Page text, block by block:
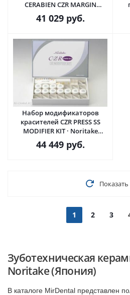
CERABIEN CZR MARGIN
PORCELAIN KIT · Noritake
Kuraray (Япония)
41 029руб.
Набор модификаторов
красителей CZR PRESS SS
MODIFIER KIT · Noritake
Kuraray (Япония)
44 449руб.
1 2 3
Зуботехническая
Noritake (Япония)
В каталоге MirDental представлен